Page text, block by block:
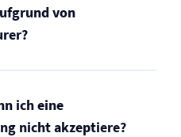
von
ich eine
nicht akzeptiere?